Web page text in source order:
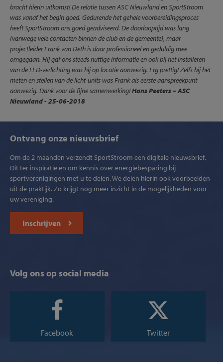
bracht hierin uitkomst! De relatie tussen ASC Nieuwland en SportStroom
was vanaf het begin goed. Gedurende het gehele voorbereidingsproces
heeft SportStroom ons goed geadviseerd. De doorlooptijd was lang
(vanwege vele contacten binnen de club en de gemeente), maar
projectleider Frank van Deth is daar professioneel en geduldig mee
omgegaan. Hij gaf ons steeds nuttige informatie en ook bij het installeren
van de LED-verlichting was hij op locatie aanwezig. Erg prettig! Zelfs bij het
meten en stellen van de licht-units was Frank als eerste aanspreekpunt
aanwezig. Dank voor de fijne samenwerking!Hans Peeters – ASC
Nieuwland - 25-06-2018
Ontvang onze nieuwsbrief
Om de 2 maanden verzendt SportStroom een digitale nieuwsbrief.
Dit ter inspiratie en om kennis over energiebesparing bij
sportverenigingen met u te delen. We delen hierin ook voorbeelden
uit de praktijk. Zo krijgt nog meer inzicht in de mogelijkheden voor
uw vereniging.
Inschrijven
Volg ons op social media
Facebook Twitter